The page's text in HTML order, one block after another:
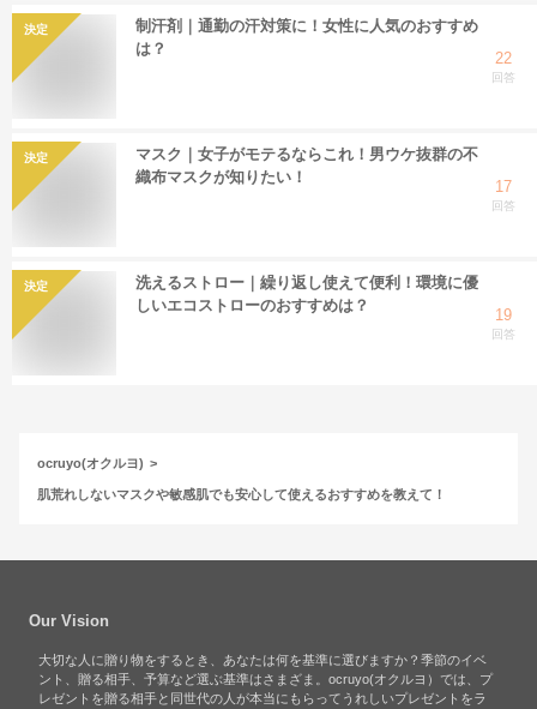
決定
制汗剤｜通勤の汗対策に！女性に人気のおすすめ
は？
22
回答
決定
マスク｜女子がモテるならこれ！男ウケ抜群の不
織布マスクが知りたい！
17
回答
決定
洗えるストロー｜繰り返し使えて便利！環境に優
しいエコストローのおすすめは？
19
回答
ocruyo(オクルヨ)
肌荒れしないマスクや敏感肌でも安心して使えるおすすめを教えて！
Our Vision
大切な人に贈り物をするとき、あなたは何を基準に選びますか？季節のイベ
ント、贈る相手、予算など選ぶ基準はさまざま。ocruyo(オクルヨ）では、プ
レゼントを贈る相手と同世代の人が本当にもらってうれしいプレゼントをラ